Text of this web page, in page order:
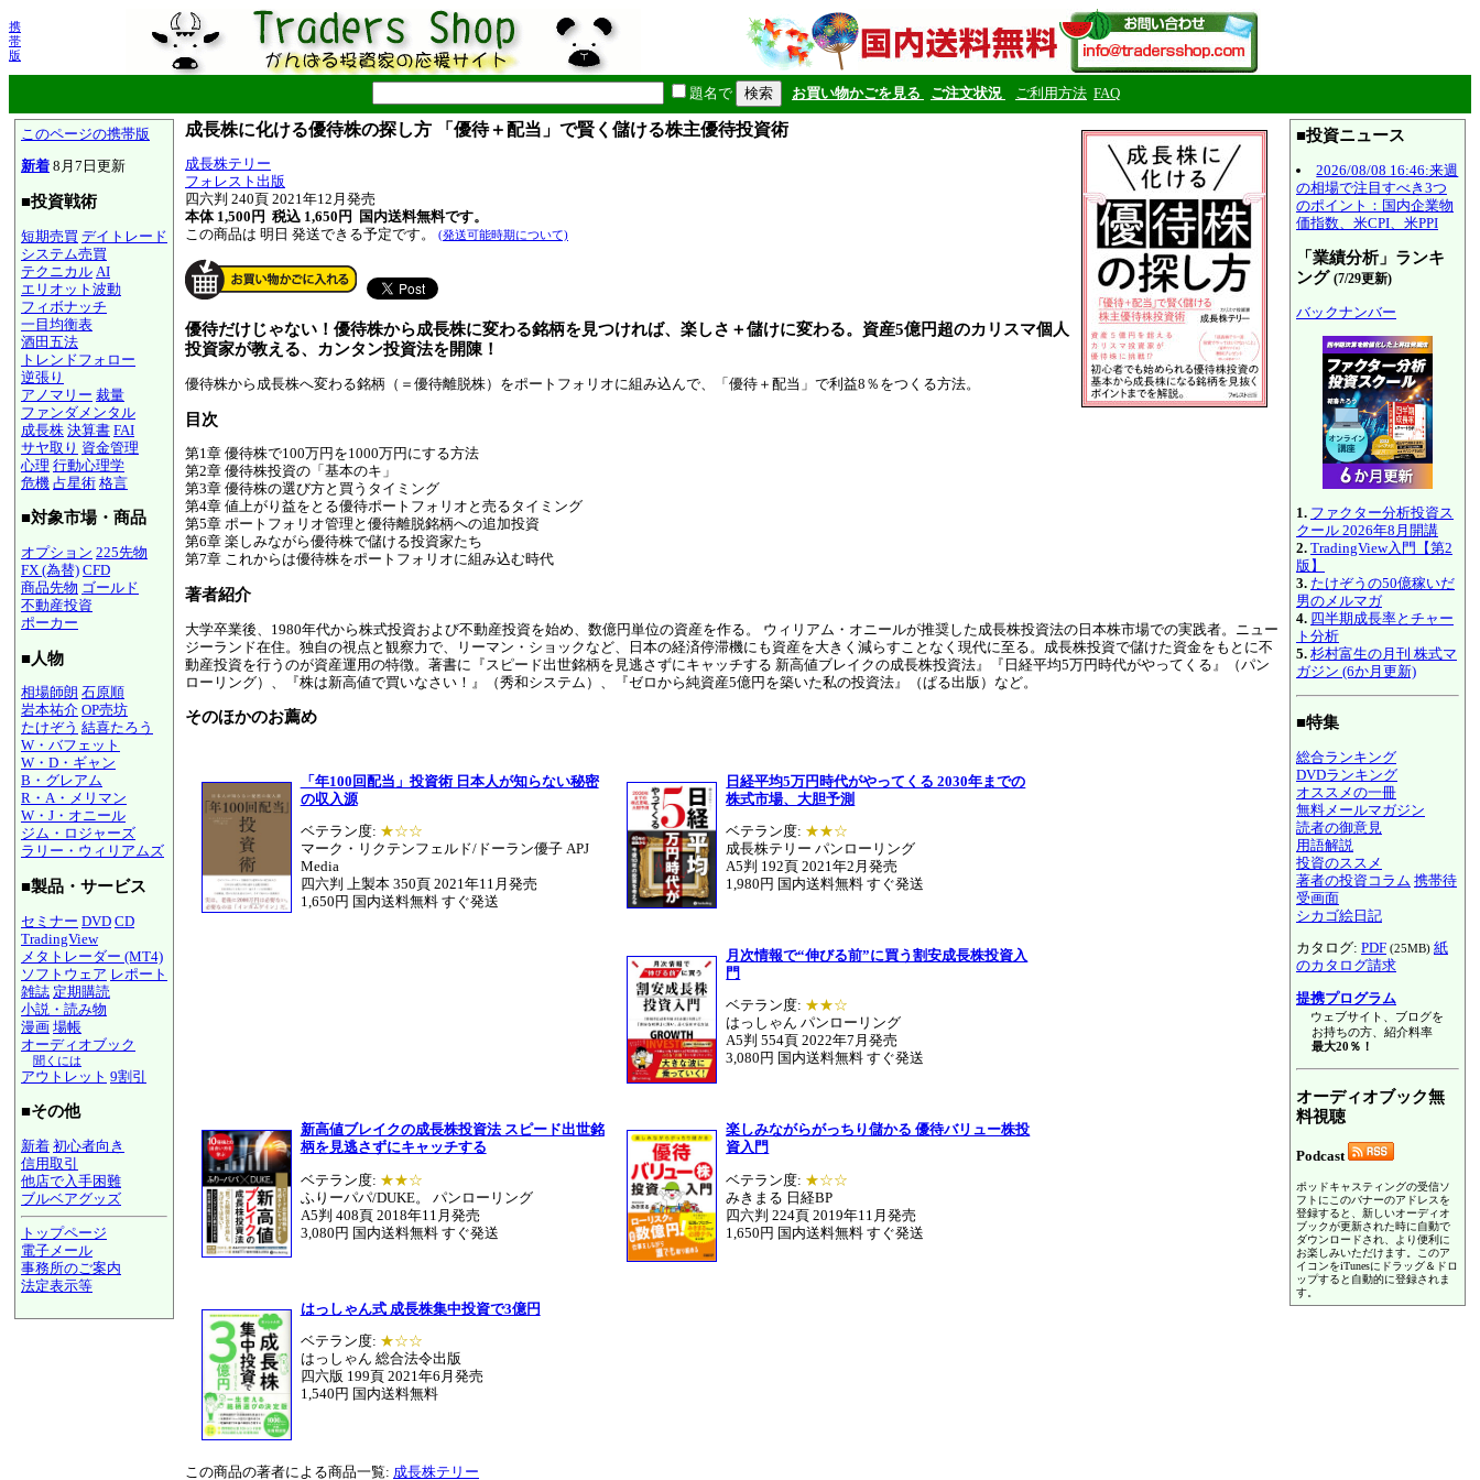
携
帯
版
題名で お買い物かごを見る ご注文状況 ご利用方法 FAQ
このページの携帯版
新着 8月7日更新
■投資戦術
短期売買 デイトレード
システム売買
テクニカル AI
エリオット波動
フィボナッチ
一目均衡表
酒田五法
トレンドフォロー
逆張り
アノマリー 裁量
ファンダメンタル
成長株 決算書 FAI
サヤ取り 資金管理
心理 行動心理学
危機 占星術 格言
■対象市場・商品
オプション 225先物
FX (為替) CFD
商品先物 ゴールド
不動産投資
ポーカー
■人物
相場師朗 石原順
岩本祐介 OP売坊
たけぞう 結喜たろう
W・バフェット
W・D・ギャン
B・グレアム
R・A・メリマン
W・J・オニール
ジム・ロジャーズ
ラリー・ウィリアムズ
■製品・サービス
セミナー DVD CD
TradingView
メタトレーダー (MT4)
ソフトウェア レポート
雑誌 定期購読
小説・読み物
漫画 場帳
オーディオブック
聞くには
アウトレット 9割引
■その他
新着 初心者向き
信用取引
他店で入手困難
ブルベアグッズ
トップページ
電子メール
事務所のご案内
法定表示等
成長株に化ける優待株の探し方 「優待＋配当」で賢く儲ける株主優待投資術
成長株テリー
フォレスト出版
四六判 240頁 2021年12月発売
本体 1,500円 税込 1,650円
国内送料無料です。
この商品は 明日 発送できる予定です。
(発送可能時期について)
優待だけじゃない！優待株から成長株に変わる銘柄を見つければ、楽しさ＋儲けに変わる。資産5億円超のカリスマ個人
投資家が教える、カンタン投資法を開陳！
優待株から成長株へ変わる銘柄（＝優待離脱株）をポートフォリオに組み込んで、「優待＋配当」で利益8％をつくる方法。
目次
第1章 優待株で100万円を1000万円にする方法
第2章 優待株投資の「基本のキ」
第3章 優待株の選び方と買うタイミング
第4章 値上がり益をとる優待ポートフォリオと売るタイミング
第5章 ポートフォリオ管理と優待離脱銘柄への追加投資
第6章 楽しみながら優待株で儲ける投資家たち
第7章 これからは優待株をポートフォリオに組み込む時代
著者紹介
大学卒業後、1980年代から株式投資および不動産投資を始め、数億円単位の資産を作る。 ウィリアム・オニールが推奨した成長株投資法の日本株市場での実践者。ニュー
ジーランド在住。独自の視点と観察力で、リーマン・ショックなど、日本の経済停滞機にも資産を大きく減らすことなく現代に至る。成長株投資で儲けた資金をもとに不
動産投資を行うのが資産運用の特徴。著書に『スピード出世銘柄を見逃さずにキャッチする 新高値ブレイクの成長株投資法』『日経平均5万円時代がやってくる』（パン
ローリング）、『株は新高値で買いなさい！』（秀和システム）、『ゼロから純資産5億円を築いた私の投資法』（ぱる出版）など。
そのほかのお薦め
「年100回配当」投資術 日本人が知らない秘密
の収入源
ベテラン度: ★☆☆
マーク・リクテンフェルド/ドーラン優子 APJ
Media
四六判 上製本 350頁 2021年11月発売
1,650円 国内送料無料 すぐ発送
日経平均5万円時代がやってくる 2030年までの
株式市場、大胆予測
ベテラン度: ★★☆
成長株テリー パンローリング
A5判 192頁 2021年2月発売
1,980円 国内送料無料 すぐ発送
月次情報で“伸びる前”に買う割安成長株投資入
門
ベテラン度: ★★☆
はっしゃん パンローリング
A5判 554頁 2022年7月発売
3,080円 国内送料無料 すぐ発送
新高値ブレイクの成長株投資法 スピード出世銘
柄を見逃さずにキャッチする
ベテラン度: ★★☆
ふりーパパ/DUKE。 パンローリング
A5判 408頁2018年11月発売
3,080円 国内送料無料 すぐ発送
楽しみながらがっちり儲かる 優待バリュー株投
資入門
ベテラン度: ★☆☆
みきまる 日経BP
四六判 224頁 2019年11月発売
1,650円 国内送料無料 すぐ発送
はっしゃん式 成長株集中投資で3億円
ベテラン度: ★☆☆
はっしゃん 総合法令出版
四六版 199頁 2021年6月発売
1,540円 国内送料無料
この商品の著者による商品一覧: 成長株テリー
■投資ニュース
2026/08/08 16:46:来週
の相場で注目すべき3つ
のポイント：国内企業物
価指数、米CPI、米PPI
「業績分析」ランキ
ング (7/29更新)
バックナンバー
1. ファクター分析投資ス
クール 2026年8月開講
2. TradingView入門【第2
版】
3. たけぞうの50億稼いだ
男のメルマガ
4. 四半期成長率とチャー
ト分析
5. 杉村富生の月刊 株式マ
ガジン (6か月更新)
■特集
総合ランキング
DVDランキング
オススメの一冊
無料メールマガジン
読者の御意見
用語解説
投資のススメ
著者の投資コラム 携帯待
受画面
シカゴ絵日記
カタログ: PDF (25MB) 紙
のカタログ請求
提携プログラム
ウェブサイト、ブログを
お持ちの方、紹介料率
最大20％！
オーディオブック無
料視聴
Podcast
ポッドキャスティングの受信ソ
フトにこのバナーのアドレスを
登録すると、新しいオーディオ
ブックが更新された時に自動で
ダウンロードされ、より便利に
お楽しみいただけます。このア
イコンをiTunesにドラッグ＆ドロ
ップすると自動的に登録されま
す。